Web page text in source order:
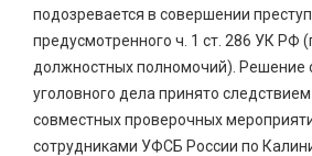
подозревается в совершении
предусмотренного ч. 1 ст. 286 УК РФ
должностных полномочий). Решение
уголовного дела принято
совместных проверочных
сотрудниками УФСБ России по